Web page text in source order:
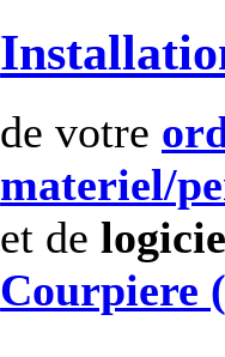
de votre
materiel/
et de
Courpiere